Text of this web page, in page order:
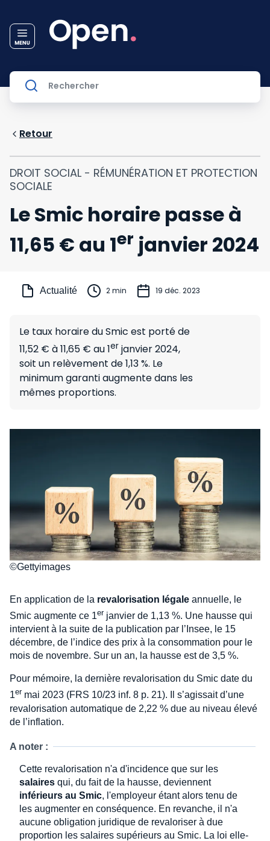
Retour
DROIT SOCIAL - RÉMUNÉRATION ET PROTECTION
SOCIALE
Le Smic horaire passe à
11,65 € au 1er janvier 2024
Actualité 2 min 19 déc. 2023
Le taux horaire du Smic est porté de
11,52 € à 11,65 € au 1er janvier 2024,
soit un relèvement de 1,13 %. Le
minimum garanti augmente dans les
mêmes proportions.
©Gettyimages
En application de la revalorisation légale annuelle, le
Smic augmente ce 1er janvier de 1,13 %. Une hausse qui
intervient à la suite de la publication par l’Insee, le 15
décembre, de l’indice des prix à la consommation pour le
mois de novembre. Sur un an, la hausse est de 3,5 %.
Pour mémoire, la dernière revalorisation du Smic date du
1er mai 2023 (FRS 10/23 inf. 8 p. 21). Il s’agissait d’une
revalorisation automatique de 2,22 % due au niveau élevé
de l’inflation.
A noter :
Cette revalorisation n'a d'incidence que sur les
salaires qui, du fait de la hausse, deviennent
inférieurs au Smic, l'employeur étant alors tenu de
les augmenter en conséquence. En revanche, il n'a
aucune obligation juridique de revaloriser à due
proportion les salaires supérieurs au Smic. La loi elle-